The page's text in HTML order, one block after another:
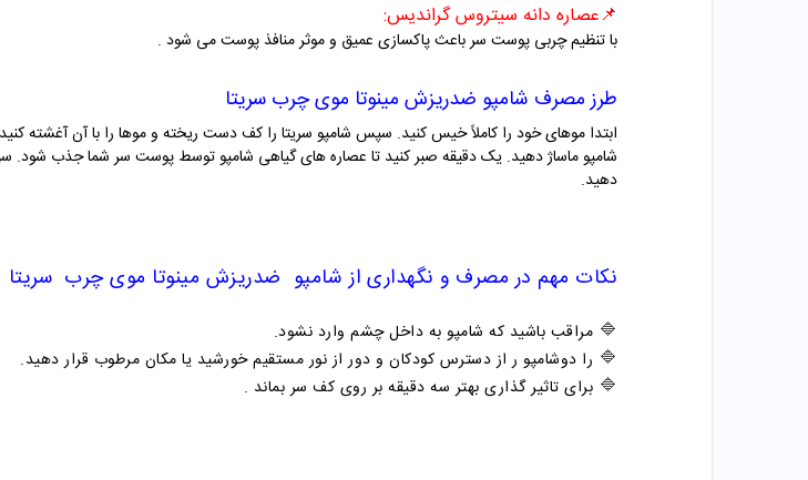
📌عصاره دانه سیتروس گراندیس:
با تنظیم چربی پوست سر باعث پاکسازی عمیق و موثر منافذ پوست می شود .
طرز مصرف شامپو ضدریزش مینوتا موی چرب سریتا
شامپو ماساژ دهید. یک دقیقه صبر کنید تا عصاره های گیاهی شامپو توسط پوست سر شما جذب شود.
دهید.
نکات مهم در مصرف و نگهداری ازشامپو ضدریزش مینوتا موی چرب سریتا
🔷 مراقب باشید که شامپو به داخل چشم وارد نشود.
🔷 را دوشامپو ر از دسترس کودکان و دور از نور مستقیم خورشید یا مکان مرطوب قرار دهید.
🔷 برای تاثیر گذاری بهتر سه دقیقه بر روی کف سر بماند .